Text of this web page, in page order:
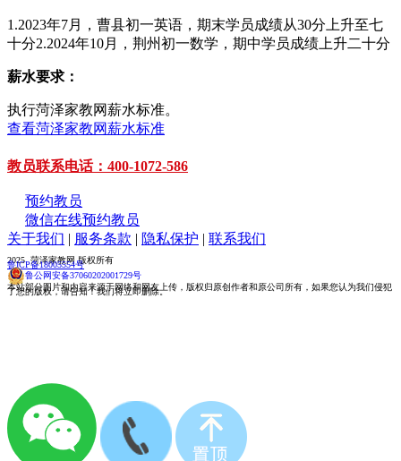
1.2023年7月，曹县初一英语，期末学员成绩从30分上升至七
十分2.2024年10月，荆州初一数学，期中学员成绩上升二十分
薪水要求：
执行菏泽家教网薪水标准。
查看菏泽家教网薪水标准
教员联系电话：400-1072-586
预约教员
微信在线预约教员
关于我们 | 服务条款 | 隐私保护 | 联系我们
2025 菏泽家教网 版权所有
鲁ICP备18005554号
鲁公网安备37060202001729号
本站部分图片和内容来源于网络和网友上传，版权归原创作者和原公司所有，如果您认为我们侵犯
了您的版权，请告知！我们将立即删除。